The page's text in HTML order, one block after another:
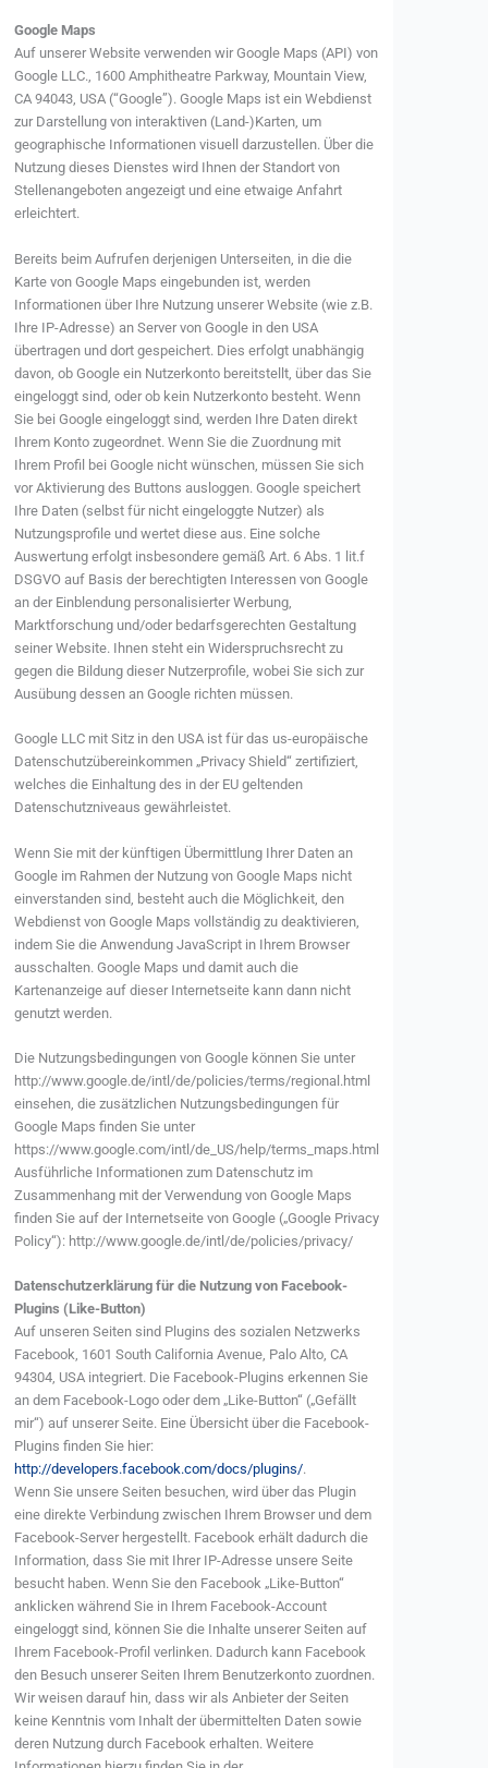
Google Maps
Auf unserer Website verwenden wir Google Maps (API) von
Google LLC., 1600 Amphitheatre Parkway, Mountain View,
CA 94043, USA (“Google”). Google Maps ist ein Webdienst
zur Darstellung von interaktiven (Land-)Karten, um
geographische Informationen visuell darzustellen. Über die
Nutzung dieses Dienstes wird Ihnen der Standort von
Stellenangeboten angezeigt und eine etwaige Anfahrt
erleichtert.
Bereits beim Aufrufen derjenigen Unterseiten, in die die
Karte von Google Maps eingebunden ist, werden
Informationen über Ihre Nutzung unserer Website (wie z.B.
Ihre IP-Adresse) an Server von Google in den USA
übertragen und dort gespeichert. Dies erfolgt unabhängig
davon, ob Google ein Nutzerkonto bereitstellt, über das Sie
eingeloggt sind, oder ob kein Nutzerkonto besteht. Wenn
Sie bei Google eingeloggt sind, werden Ihre Daten direkt
Ihrem Konto zugeordnet. Wenn Sie die Zuordnung mit
Ihrem Profil bei Google nicht wünschen, müssen Sie sich
vor Aktivierung des Buttons ausloggen. Google speichert
Ihre Daten (selbst für nicht eingeloggte Nutzer) als
Nutzungsprofile und wertet diese aus. Eine solche
Auswertung erfolgt insbesondere gemäß Art. 6 Abs. 1 lit.f
DSGVO auf Basis der berechtigten Interessen von Google
an der Einblendung personalisierter Werbung,
Marktforschung und/oder bedarfsgerechten Gestaltung
seiner Website. Ihnen steht ein Widerspruchsrecht zu
gegen die Bildung dieser Nutzerprofile, wobei Sie sich zur
Ausübung dessen an Google richten müssen.
Google LLC mit Sitz in den USA ist für das us-europäische
Datenschutzübereinkommen „Privacy Shield“ zertifiziert,
welches die Einhaltung des in der EU geltenden
Datenschutzniveaus gewährleistet.
Wenn Sie mit der künftigen Übermittlung Ihrer Daten an
Google im Rahmen der Nutzung von Google Maps nicht
einverstanden sind, besteht auch die Möglichkeit, den
Webdienst von Google Maps vollständig zu deaktivieren,
indem Sie die Anwendung JavaScript in Ihrem Browser
ausschalten. Google Maps und damit auch die
Kartenanzeige auf dieser Internetseite kann dann nicht
genutzt werden.
Die Nutzungsbedingungen von Google können Sie unter
http://www.google.de/intl/de/policies/terms/regional.html
einsehen, die zusätzlichen Nutzungsbedingungen für
Google Maps finden Sie unter
https://www.google.com/intl/de_US/help/terms_maps.html
Ausführliche Informationen zum Datenschutz im
Zusammenhang mit der Verwendung von Google Maps
finden Sie auf der Internetseite von Google („Google Privacy
Policy“): http://www.google.de/intl/de/policies/privacy/
Datenschutzerklärung für die Nutzung von Facebook-
Plugins (Like-Button)
Auf unseren Seiten sind Plugins des sozialen Netzwerks
Facebook, 1601 South California Avenue, Palo Alto, CA
94304, USA integriert. Die Facebook-Plugins erkennen Sie
an dem Facebook-Logo oder dem „Like-Button“ („Gefällt
mir“) auf unserer Seite. Eine Übersicht über die Facebook-
Plugins finden Sie hier:
http://developers.facebook.com/docs/plugins/.
Wenn Sie unsere Seiten besuchen, wird über das Plugin
eine direkte Verbindung zwischen Ihrem Browser und dem
Facebook-Server hergestellt. Facebook erhält dadurch die
Information, dass Sie mit Ihrer IP-Adresse unsere Seite
besucht haben. Wenn Sie den Facebook „Like-Button“
anklicken während Sie in Ihrem Facebook-Account
eingeloggt sind, können Sie die Inhalte unserer Seiten auf
Ihrem Facebook-Profil verlinken. Dadurch kann Facebook
den Besuch unserer Seiten Ihrem Benutzerkonto zuordnen.
Wir weisen darauf hin, dass wir als Anbieter der Seiten
keine Kenntnis vom Inhalt der übermittelten Daten sowie
deren Nutzung durch Facebook erhalten. Weitere